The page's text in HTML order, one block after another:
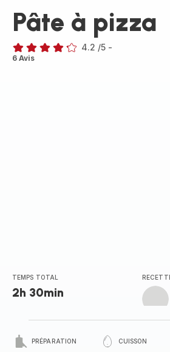
Pâte à pizza
ratings.4.2
4.2 /5 -
6 Avis
TEMPS TOTAL
2h 30min
PRÉPARATION CUISSON